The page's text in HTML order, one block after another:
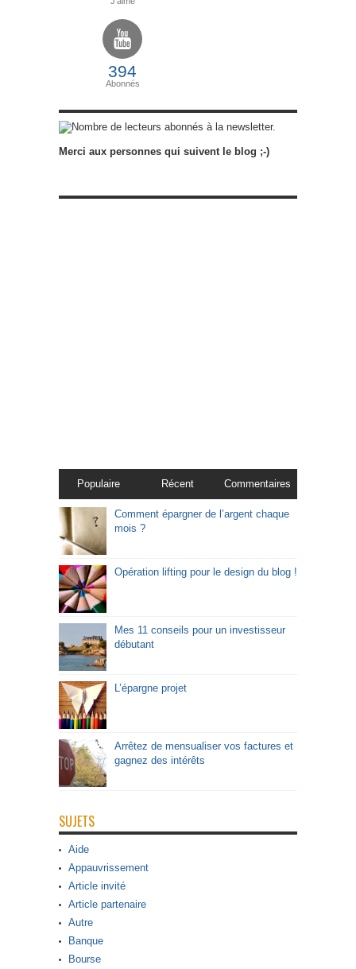
394
Abonnés
abonnés à la newsletter.
Merci aux personnes qui suivent le blog ;-)
Populaire Récent Commentaires
Comment épargner de l’argent chaque
mois ?
Opération lifting pour le design du blog !
Mes 11 conseils pour un investisseur
débutant
L’épargne projet
Arrêtez de mensualiser vos factures et
gagnez des intérêts
SUJETS
Aide
Appauvrissement
Article invité
Article partenaire
Autre
Banque
Bourse